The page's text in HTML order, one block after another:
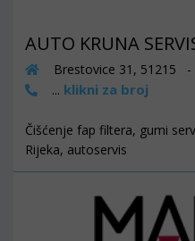
AUTO KRUNA
Brestovice 31, 51215
... klikni za broj
Čišćenje fap filtera, gumi
Rijeka, autoservis